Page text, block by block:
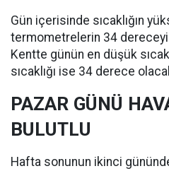
Gün içerisinde sıcaklığın
termometrelerin 34
Kentte günün en düşük
sıcaklığı ise 34 derece
PAZAR GÜNÜ
BULUTLU
Hafta sonunun ikinci